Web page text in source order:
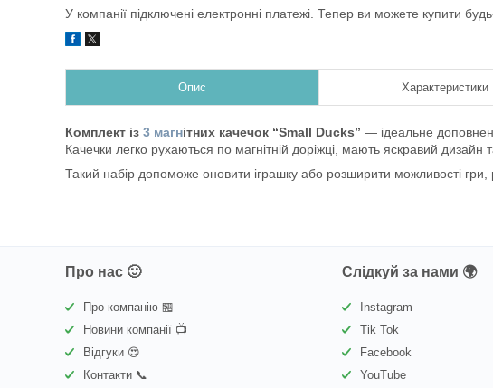
У компанії підключені електронні платежі. Тепер ви можете купити
Опис Характеристики
Комплект із 3 магнітних качечок “Small Ducks” — ідеальне
Качечки легко рухаються по магнітній доріжці, мають яскравий дизайн
Такий набір допоможе оновити іграшку або розширити можливості гри,
Про нас 🙂
Про компанію 🏪
Новини компанії 📺
Відгуки 😍
Контакти 📞
Слідкуй за нами 🌍
Instagram
Tik Tok
Facebook
YouTube